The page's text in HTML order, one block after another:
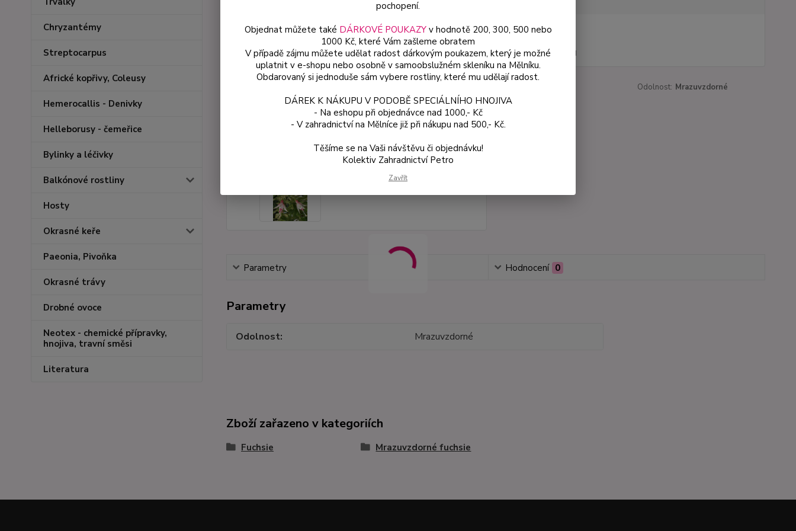
Chryzantémy
Streptocarpus
Africké kopřivy, Coleusy
Hemerocallis - Denivky
Helleborusy - čemeřice
Bylinky a léčivky
Balkónové rostliny
Hosty
Okrasné keře
Paeonia, Pivoňka
Okrasné trávy
Drobné ovoce
Neotex - chemické přípravky,
hnojiva, travní směsi
Literatura
cena od
od44 Kč bez DPH
Odolnost: Mrazuvzdorné
Parametry Hodnocení 0
Parametry
Odolnost Mrazuvzdorné
Zboží zařazeno v kategoriích
Fuchsie Mrazuvzdorné fuchsie
pochopení.
Objednat můžete také DÁRKOVÉ POUKAZYv hodnotě 200, 300, 500 nebo
1000 Kč, které Vám zašleme obratem
V případě zájmu můžete udělat radost dárkovým poukazem, který je možné
uplatnit v e-shopu nebo osobně v samoobslužném skleníku na Mělníku.
Obdarovaný si jednoduše sám vybere rostliny, které mu udělají radost.
DÁREK K NÁKUPU V PODOBĚ SPECIÁLNÍHO HNOJIVA
- Na eshopu při objednávce nad 1000,- Kč
- V zahradnictví na Mělníce již při nákupu nad 500,- Kč.
Těšíme se na Vaši návštěvu či objednávku!
Kolektiv Zahradnictví Petro
Zavřít